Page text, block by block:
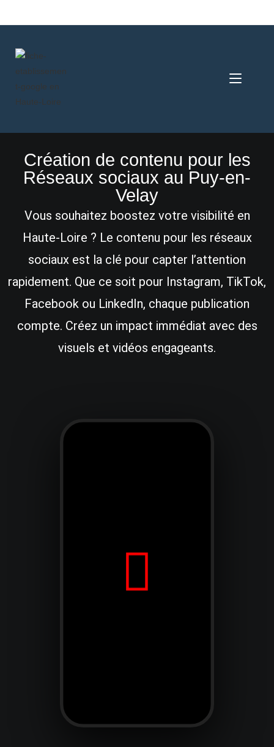
Création de contenu pour les
Réseaux sociaux au Puy-en-
Velay
Vous souhaitez boostez votre visibilité en
Haute-Loire ? Le contenu pour les réseaux
sociaux est la clé pour capter l’attention
rapidement. Que ce soit pour Instagram, TikTok,
Facebook ou LinkedIn, chaque publication
compte. Créez un impact immédiat avec des
visuels et vidéos engageants.